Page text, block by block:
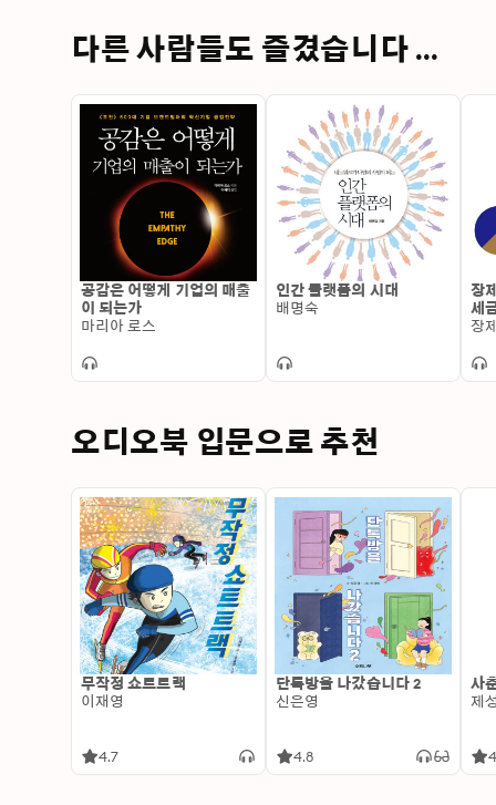
다른 사람들도 즐겼습니다 ...
공감은 어떻게 기업의 매출
이 되는가
마리아 로스
인간 플랫폼의 시대
배명숙
장
세
임
장
오디오북 입문으로 추천
무작정 쇼트트랙
이재영
4.7
단톡방을 나갔습니다 2
신은영
4.8
사
제